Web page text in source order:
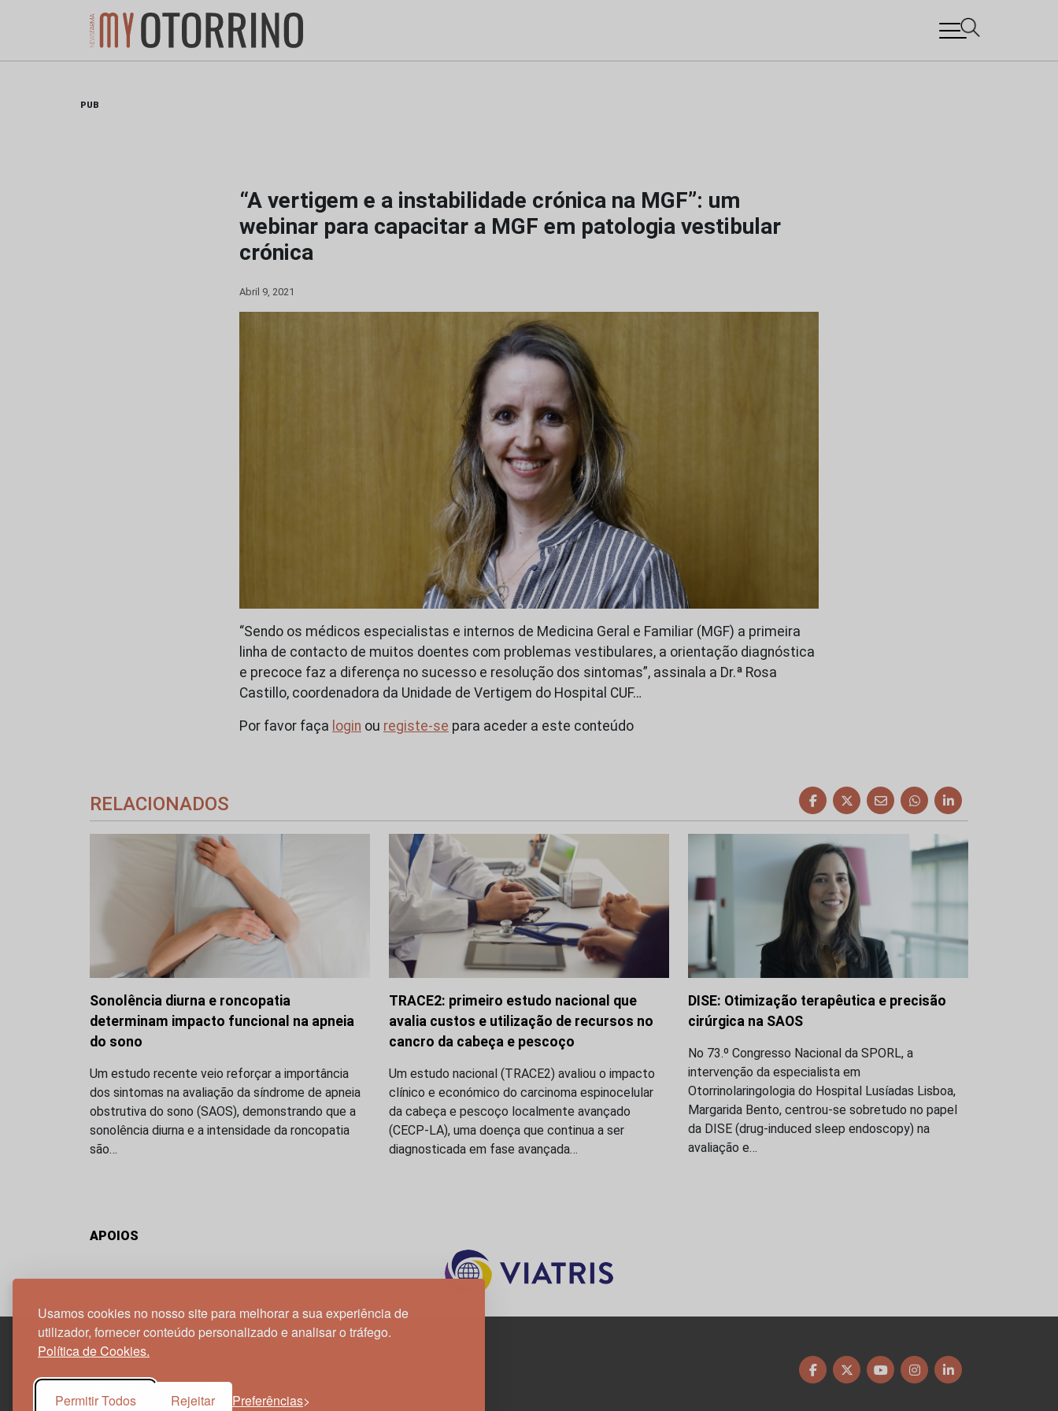
Usamos cookies no nosso site para melhorar a sua experiência de
utilizador, fornecer conteúdo personalizado e analisar o tráfego.
Política de Cookies.
Permitir Todos Rejeitar Preferências
PUB
“A vertigem e a instabilidade crónica na MGF”: um
webinar para capacitar a MGF em patologia vestibular
crónica
Abril 9, 2021
“Sendo os médicos especialistas e internos de Medicina Geral e Familiar (MGF) a primeira
linha de contacto de muitos doentes com problemas vestibulares, a orientação diagnóstica
e precoce faz a diferença no sucesso e resolução dos sintomas”, assinala a Dr.ª Rosa
Castillo, coordenadora da Unidade de Vertigem do Hospital CUF…
Por favor faça login ou registe-se para aceder a este conteúdo
RELACIONADOS
Sonolência diurna e roncopatia
determinam impacto funcional na apneia
do sono
Um estudo recente veio reforçar a importância
dos sintomas na avaliação da síndrome de apneia
obstrutiva do sono (SAOS), demonstrando que a
sonolência diurna e a intensidade da roncopatia
são…
TRACE2: primeiro estudo nacional que
avalia custos e utilização de recursos no
cancro da cabeça e pescoço
Um estudo nacional (TRACE2) avaliou o impacto
clínico e económico do carcinoma espinocelular
da cabeça e pescoço localmente avançado
(CECP-LA), uma doença que continua a ser
diagnosticada em fase avançada…
DISE: Otimização terapêutica e precisão
cirúrgica na SAOS
No 73.º Congresso Nacional da SPORL, a
intervenção da especialista em
Otorrinolaringologia do Hospital Lusíadas Lisboa,
Margarida Bento, centrou-se sobretudo no papel
da DISE (drug-induced sleep endoscopy) na
avaliação e…
APOIOS
1800-282 Lisboa | Portugal
21 850 40 65